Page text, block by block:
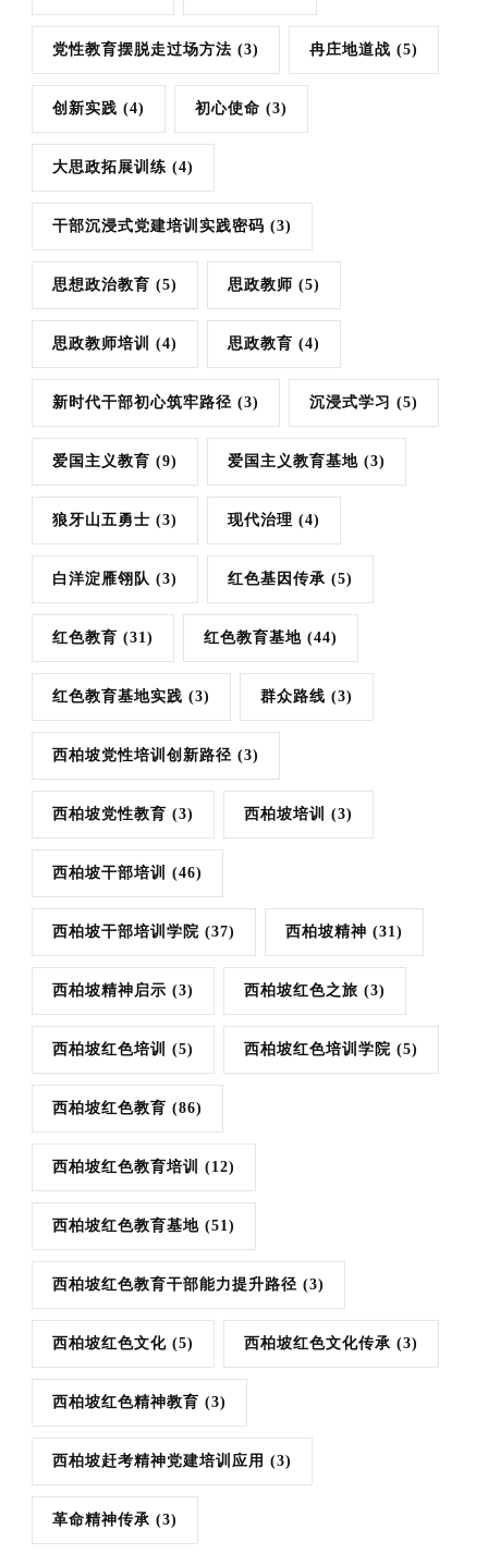
党性教育摆脱走过场方法 (3) 冉庄地道战 (5)
创新实践 (4) 初心使命 (3)
大思政拓展训练 (4)
干部沉浸式党建培训实践密码 (3)
思想政治教育 (5) 思政教师 (5)
思政教师培训 (4) 思政教育 (4)
新时代干部初心筑牢路径 (3) 沉浸式学习 (5)
爱国主义教育 (9) 爱国主义教育基地 (3)
狼牙山五勇士 (3) 现代治理 (4)
白洋淀雁翎队 (3) 红色基因传承 (5)
红色教育 (31) 红色教育基地 (44)
红色教育基地实践 (3) 群众路线 (3)
西柏坡党性培训创新路径 (3)
西柏坡党性教育 (3) 西柏坡培训 (3)
西柏坡干部培训 (46)
西柏坡干部培训学院 (37) 西柏坡精神 (31)
西柏坡精神启示 (3) 西柏坡红色之旅 (3)
西柏坡红色培训 (5) 西柏坡红色培训学院 (5)
西柏坡红色教育 (86)
西柏坡红色教育培训 (12)
西柏坡红色教育基地 (51)
西柏坡红色教育干部能力提升路径 (3)
西柏坡红色文化 (5) 西柏坡红色文化传承 (3)
西柏坡红色精神教育 (3)
西柏坡赶考精神党建培训应用 (3)
革命精神传承 (3)